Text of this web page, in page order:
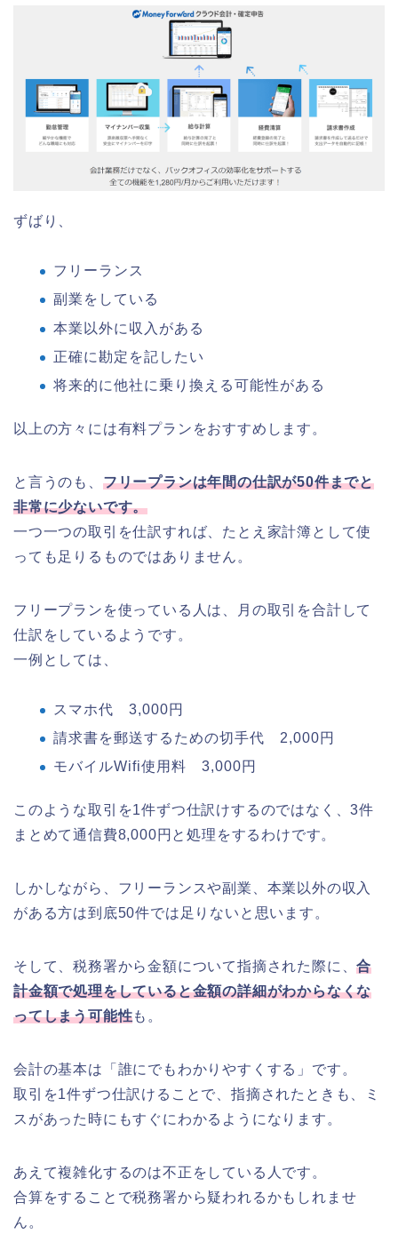
ずばり、
フリーランス
副業をしている
本業以外に収入がある
正確に勘定を記したい
将来的に他社に乗り換える可能性がある
以上の方々には有料プランをおすすめします。
と言うのも、 フリープランは年間の仕訳が50件までと
非常に少ないです。
一つ一つの取引を仕訳すれば、たとえ家計簿として使
っても足りるものではありません。
フリープランを使っている人は、月の取引を合計して
仕訳をしているようです。
一例としては、
スマホ代 3,000円
請求書を郵送するための切手代 2,000円
モバイルWifi使用料 3,000円
このような取引を1件ずつ仕訳けするのではなく、3件
まとめて通信費8,000円と処理をするわけです。
しかしながら、フリーランスや副業、本業以外の収入
がある方は到底50件では足りないと思います。
そして、税務署から金額について指摘された際に、合
計金額で処理をしていると金額の詳細がわからなくな
ってしまう可能性も。
会計の基本は「誰にでもわかりやすくする」です。
取引を1件ずつ仕訳けることで、指摘されたときも、ミ
スがあった時にもすぐにわかるようになります。
あえて複雑化するのは不正をしている人です。
合算をすることで税務署から疑われるかもしれませ
ん。